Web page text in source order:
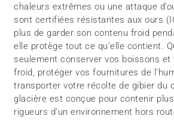
chaleurs extrêmes ou une attaque
sont certifiées résistantes aux ours
plus de garder son contenu froid
elle protège tout ce qu’elle contient.
seulement conserver vos boissons et
froid, protéger vos fournitures de
transporter votre récolte de gibier du
glacière est conçue pour contenir
rigueurs d’un environnement hors